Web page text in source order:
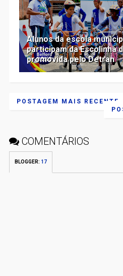
Alunos da escola
participam da Escolinha
promovida pelo Detran
POSTAGEM MAIS RECENTE
COMENTÁRIOS
BLOGGER: 17